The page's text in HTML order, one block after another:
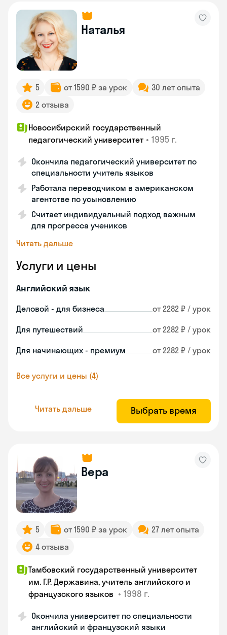
Наталья
5 от 1590 ₽ за урок
30 лет опыта
2 отзыва
Новосибирский государственный
педагогический университет • 1995 г.
Окончила педагогический университет по
специальности учитель языков
Работала переводчиком в американском
агентстве по усыновлению
Считает индивидуальный подход важным
для прогресса учеников
Читать дальше
Услуги и цены
Английский язык
Деловой - для бизнеса от 2282 ₽ / урок
Для путешествий от 2282 ₽ / урок
Для начинающих - премиум от 2282 ₽ / урок
Все услуги и цены (4)
Читать дальше Выбрать время
Вера
5 от 1590 ₽ за урок
27 лет опыта
4 отзыва
Тамбовский государственный университет
им. Г.Р. Державина, учитель английского и
французского языков • 1998 г.
Окончила университет по специальности
английский и французский языки